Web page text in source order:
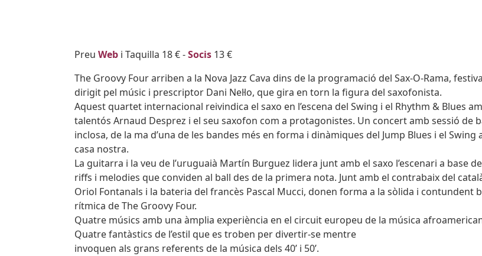
Body
Preu Web i Taquilla 18 € -Socis 13 €
The Groovy Four arriben a la Nova Jazz Cava dins de la programació del Sax-O-Rama,
dirigit pel músic i prescriptor Dani Nel·lo, que gira en torn la figura del saxofonista.
Aquest quartet internacional reivindica el saxo en l’escena del Swing i el Rhythm & Blues
talentós Arnaud Desprez i el seu saxofon com a protagonistes. Un concert amb sessió de
inclosa, de la ma d’una de les bandes més en forma i dinàmiques del Jump Blues i el Swing
casa nostra.
La guitarra i la veu de l’uruguaià Martín Burguez lidera junt amb el saxo l’escenari a base de
riffs i melodies que conviden al ball des de la primera nota. Junt amb el contrabaix del
Oriol Fontanals i la bateria del francès Pascal Mucci, donen forma a la sòlida i contundent
rítmica de The Groovy Four.
Quatre músics amb una àmplia experiència en el circuit europeu de la música
Quatre fantàstics de l’estil que es troben per divertir-se mentre
invoquen als grans referents de la música dels 40’ i 50’.